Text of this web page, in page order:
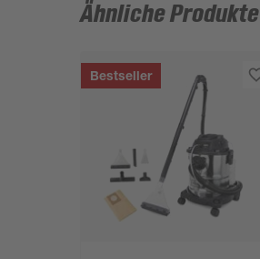
Ähnliche Produkte
Bestseller